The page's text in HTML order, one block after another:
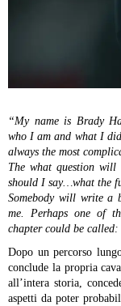
“My name is Brady
who I am and what I
always the most
The what question
should I say…what the
Somebody will write a
me. Perhaps one of
chapter could be
Dopo un percorso
conclude la propria
all’intera storia,
aspetti da poter